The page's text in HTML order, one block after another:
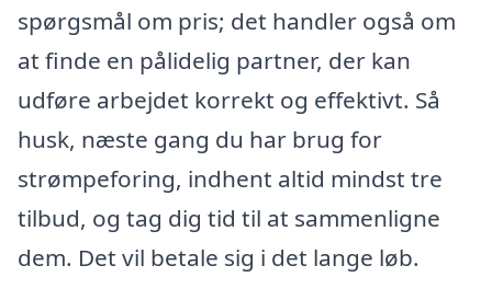
spørgsmål om pris; det handler også om
at finde en pålidelig partner, der kan
udføre arbejdet korrekt og effektivt. Så
husk, næste gang du har brug for
strømpeforing, indhent altid mindst tre
tilbud, og tag dig tid til at sammenligne
dem. Det vil betale sig i det lange løb.